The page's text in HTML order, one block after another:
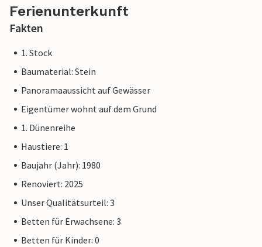
Ferienunterkunft
Fakten
1. Stock
Baumaterial: Stein
Panoramaaussicht auf Gewässer
Eigentümer wohnt auf dem Grund
1. Dünenreihe
Haustiere: 1
Baujahr (Jahr): 1980
Renoviert: 2025
Unser Qualitätsurteil: 3
Betten für Erwachsene: 3
Betten für Kinder: 0